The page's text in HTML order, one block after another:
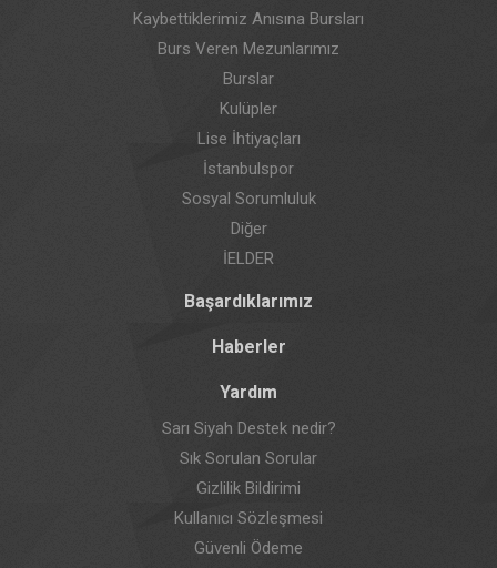
Kaybettiklerimiz Anısına Bursları
Burs Veren Mezunlarımız
Burslar
Kulüpler
Lise İhtiyaçları
İstanbulspor
Sosyal Sorumluluk
Diğer
İELDER
Başardıklarımız
Haberler
Yardım
Sarı Siyah Destek nedir?
Sık Sorulan Sorular
Gizlilik Bildirimi
Kullanıcı Sözleşmesi
Güvenli Ödeme